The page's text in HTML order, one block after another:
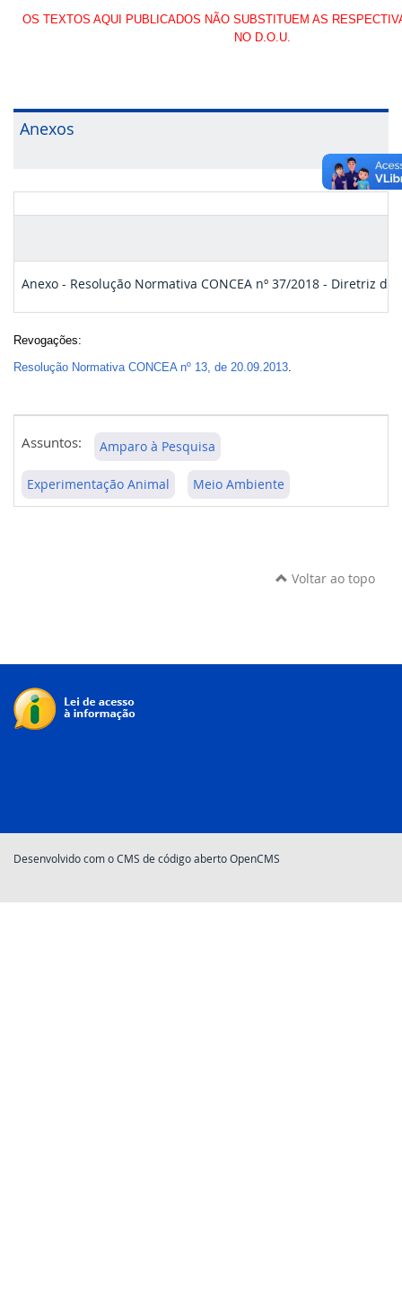
OS TEXTOS AQUI PUBLICADOS NÃO SUBSTITUEM AS
NO D.O.U.
Anexos
Anexo - Resolução Normativa CONCEA nº 37/2018 - Diretriz
Revogações:
Resolução Normativa CONCEA nº 13, de 20.09.2013.
Assuntos: Amparo à Pesquisa
Experimentação Animal Meio Ambiente
Voltar ao topo
Desenvolvido com o CMS de código aberto OpenCMS